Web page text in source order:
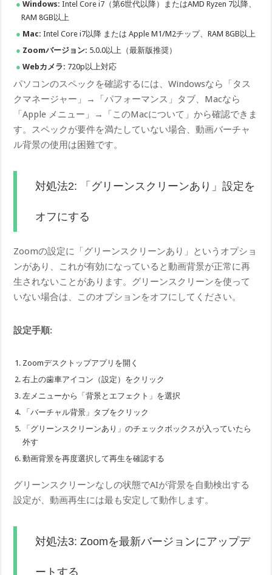
Windows: Intel Core i7（第6世代以降）またはAMD Ryzen 7以降、
RAM 8GB以上
Mac: Intel Core i7以降 または Apple M1/M2チップ、RAM 8GB以上
Zoomバージョン: 5.0.0以上（最新版推奨）
Webカメラ: 720p以上対応
パソコンのスペックを確認するには、Windowsなら「タス
クマネージャー」→「パフォーマンス」タブ、Macなら
「Apple メニュー」→「このMacについて」から確認できま
す。スペックが要件を満たしていない場合、動画バーチャ
ル背景の使用は困難です。
対処法2: 「グリーンスクリーンあり」設定を
オフにする
Zoomの設定に「グリーンスクリーンあり」というオプショ
ンがあり、これが有効になっていると動画背景が正常に再
生されないことがあります。グリーンスクリーンを使って
いない場合は、このオプションをオフにしてください。
設定手順:
Zoomデスクトップアプリを開く
右上の歯車アイコン（設定）をクリック
左メニューから「背景とエフェクト」を選択
「バーチャル背景」タブをクリック
「グリーンスクリーンあり」のチェックボックスが入っていたら
外す
動画背景を再度選択して再生を確認する
グリーンスクリーンなしの状態でAIが背景を自動検出する
設定が、動画再生には最も安定して動作します。
対処法3: Zoomを最新バージョンにアップデ
ートする